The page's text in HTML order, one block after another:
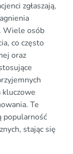
zgłaszają,
Wiele osób
co często
oraz
Te
popularność
stając się